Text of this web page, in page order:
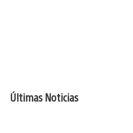
Últimas Noticias